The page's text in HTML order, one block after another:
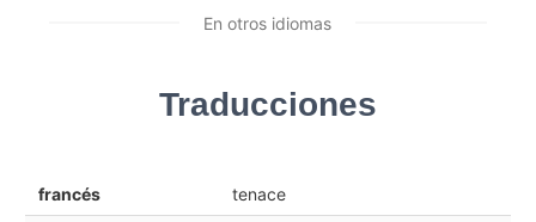
En otros idiomas
Traducciones
francés tenace